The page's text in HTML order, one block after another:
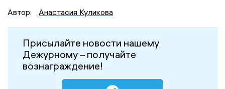
Автор:
Анастасия Куликова
Присылайте новости нашему
Дежурному – получайте
вознаграждение!